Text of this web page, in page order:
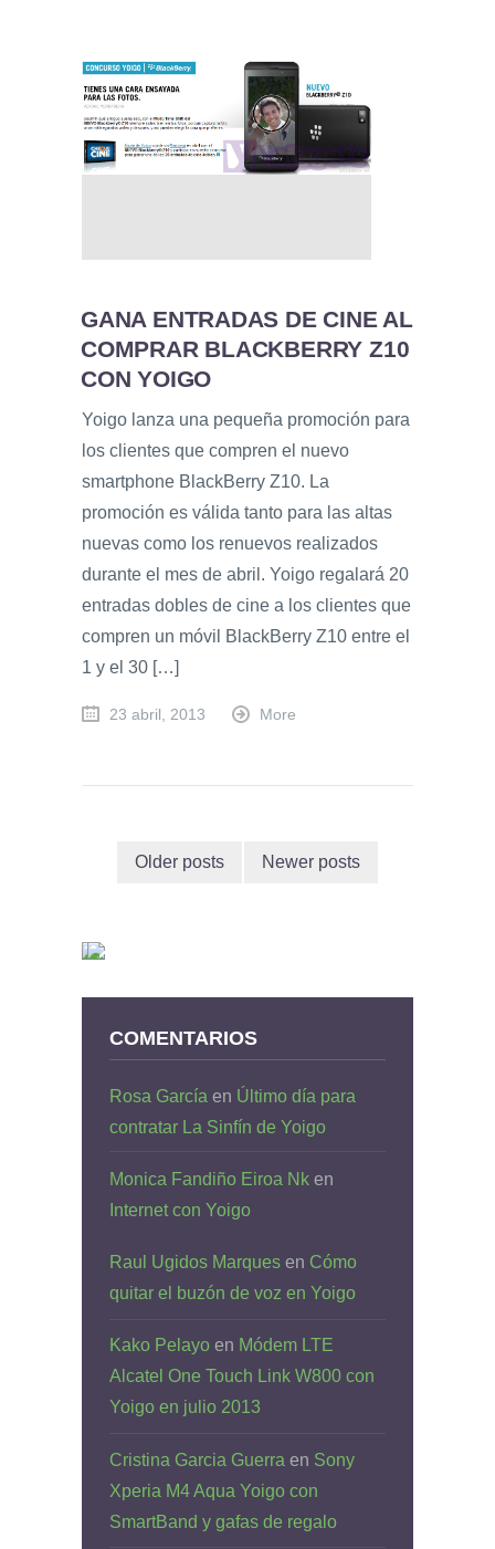
GANA ENTRADAS DE CINE AL
COMPRAR BLACKBERRY Z10
CON YOIGO
Yoigo lanza una pequeña promoción para
los clientes que compren el nuevo
smartphone BlackBerry Z10. La
promoción es válida tanto para las altas
nuevas como los renuevos realizados
durante el mes de abril. Yoigo regalará 20
entradas dobles de cine a los clientes que
compren un móvil BlackBerry Z10 entre el
1 y el 30 […]
23 abril, 2013 More
Older posts Newer posts
COMENTARIOS
Rosa García en Último día para
contratar La Sinfín de Yoigo
Monica Fandiño Eiroa Nk en
Internet con Yoigo
Raul Ugidos Marques en Cómo
quitar el buzón de voz en Yoigo
Kako Pelayo en Módem LTE
Alcatel One Touch Link W800 con
Yoigo en julio 2013
Cristina Garcia Guerra en Sony
Xperia M4 Aqua Yoigo con
SmartBand y gafas de regalo